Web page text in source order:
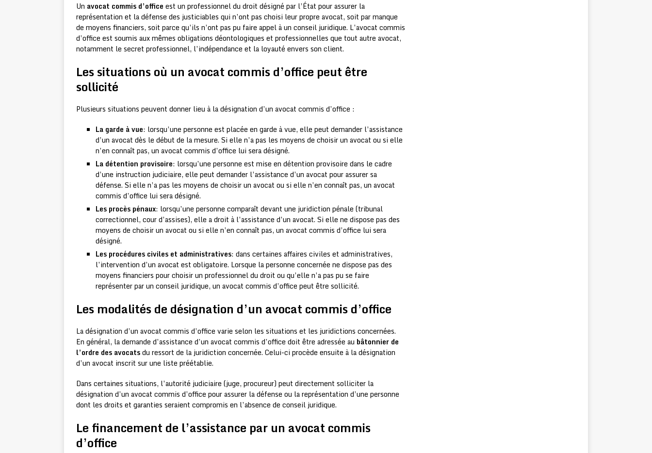
Un avocat commis d’office est un professionnel du droit désigné par l’État pour assurer la
représentation et la défense des justiciables qui n’ont pas choisi leur propre avocat, soit par manque
de moyens financiers, soit parce qu’ils n’ont pas pu faire appel à un conseil juridique. L’avocat commis
d’office est soumis aux mêmes obligations déontologiques et professionnelles que tout autre avocat,
notamment le secret professionnel, l’indépendance et la loyauté envers son client.
Les situations où un avocat commis d’office peut être
sollicité
Plusieurs situations peuvent donner lieu à la désignation d’un avocat commis d’office :
La garde à vue: lorsqu’une personne est placée en garde à vue, elle peut demander l’assistance
d’un avocat dès le début de la mesure. Si elle n’a pas les moyens de choisir un avocat ou si elle
n’en connaît pas, un avocat commis d’office lui sera désigné.
La détention provisoire: lorsqu’une personne est mise en détention provisoire dans le cadre
d’une instruction judiciaire, elle peut demander l’assistance d’un avocat pour assurer sa
défense. Si elle n’a pas les moyens de choisir un avocat ou si elle n’en connaît pas, un avocat
commis d’office lui sera désigné.
Les procès pénaux: lorsqu’une personne comparaît devant une juridiction pénale (tribunal
correctionnel, cour d’assises), elle a droit à l’assistance d’un avocat. Si elle ne dispose pas des
moyens de choisir un avocat ou si elle n’en connaît pas, un avocat commis d’office lui sera
désigné.
Les procédures civiles et administratives: dans certaines affaires civiles et administratives,
l’intervention d’un avocat est obligatoire. Lorsque la personne concernée ne dispose pas des
moyens financiers pour choisir un professionnel du droit ou qu’elle n’a pas pu se faire
représenter par un conseil juridique, un avocat commis d’office peut être sollicité.
Les modalités de désignation d’un avocat commis d’office
La désignation d’un avocat commis d’office varie selon les situations et les juridictions concernées.
En général, la demande d’assistance d’un avocat commis d’office doit être adressée au bâtonnier de
l’ordre des avocatsdu ressort de la juridiction concernée. Celui-ci procède ensuite à la désignation
d’un avocat inscrit sur une liste préétablie.
Dans certaines situations, l’autorité judiciaire (juge, procureur) peut directement solliciter la
désignation d’un avocat commis d’office pour assurer la défense ou la représentation d’une personne
dont les droits et garanties seraient compromis en l’absence de conseil juridique.
Le financement de l’assistance par un avocat commis
d’office